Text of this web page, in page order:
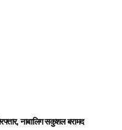
नाबालिग सकुशल बरामद